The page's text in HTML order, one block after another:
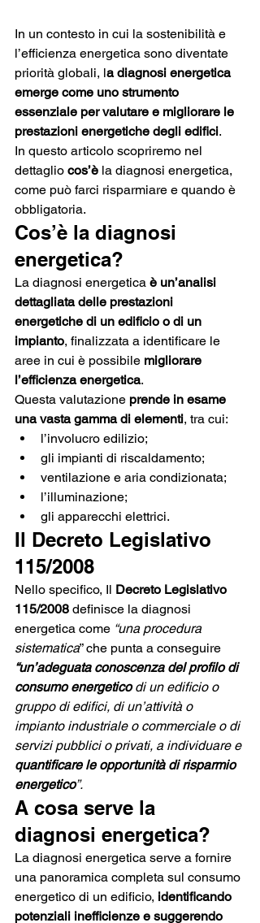
In un contesto in cui la sostenibilità e
l’efficienza energetica sono diventate
priorità globali, la diagnosi energetica
emerge come uno strumento
essenziale per valutare e migliorare le
prestazioni energetiche degli edifici.
In questo articolo scopriremo nel
dettaglio cos’è la diagnosi energetica,
come può farci risparmiare e quando è
obbligatoria.
Cos’è la diagnosi
energetica?
La diagnosi energetica è un’analisi
dettagliata delle prestazioni
energetiche di un edificio o di un
impianto, finalizzata a identificare le
aree in cui è possibile migliorare
l’efficienza energetica.
Questa valutazione prende in esame
una vasta gamma di elementi, tra cui:
l’involucro edilizio;
gli impianti di riscaldamento;
ventilazione e aria condizionata;
l’illuminazione;
gli apparecchi elettrici.
Il Decreto Legislativo
115/2008
Nello specifico, Il Decreto Legislativo
115/2008 definisce la diagnosi
energetica come “una procedura
sistematica” che punta a conseguire
“un’adeguata conoscenza del profilo di
consumo energetico di un edificio o
gruppo di edifici, di un’attività o
impianto industriale o commerciale o di
servizi pubblici o privati, a individuare e
quantificare le opportunità di risparmio
energetico”.
A cosa serve la
diagnosi energetica?
La diagnosi energetica serve a fornire
una panoramica completa sul consumo
energetico di un edificio, identificando
potenziali inefficienze e suggerendo